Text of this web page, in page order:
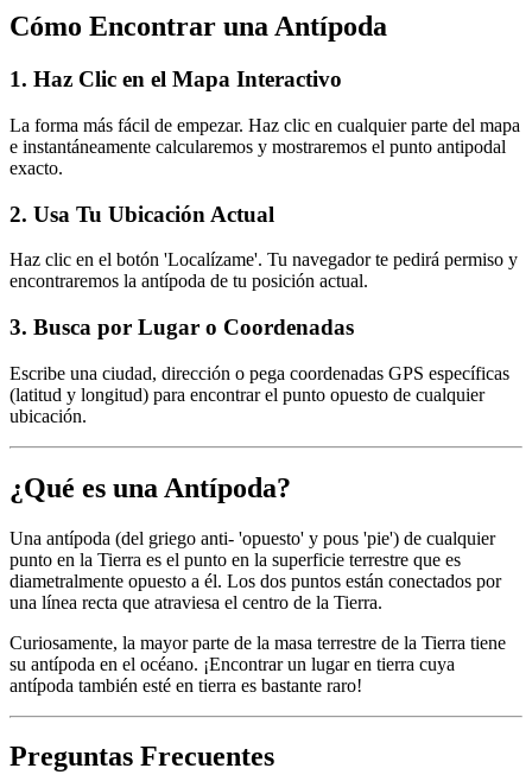
Cómo Encontrar una Antípoda
1. Haz Clic en el Mapa Interactivo
La forma más fácil de empezar. Haz clic en cualquier parte del mapa
e instantáneamente calcularemos y mostraremos el punto antipodal
exacto.
2. Usa Tu Ubicación Actual
Haz clic en el botón 'Localízame'. Tu navegador te pedirá permiso y
encontraremos la antípoda de tu posición actual.
3. Busca por Lugar o Coordenadas
Escribe una ciudad, dirección o pega coordenadas GPS específicas
(latitud y longitud) para encontrar el punto opuesto de cualquier
ubicación.
¿Qué es una Antípoda?
Una antípoda (del griego anti- 'opuesto' y pous 'pie') de cualquier
punto en la Tierra es el punto en la superficie terrestre que es
diametralmente opuesto a él. Los dos puntos están conectados por
una línea recta que atraviesa el centro de la Tierra.
Curiosamente, la mayor parte de la masa terrestre de la Tierra tiene
su antípoda en el océano. ¡Encontrar un lugar en tierra cuya
antípoda también esté en tierra es bastante raro!
Preguntas Frecuentes